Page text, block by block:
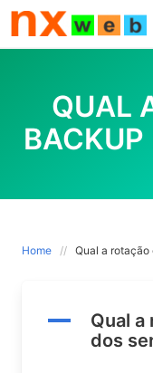
Skip
to
content
QUAL
BACKUP
Home Qual a
A
Qual
dos